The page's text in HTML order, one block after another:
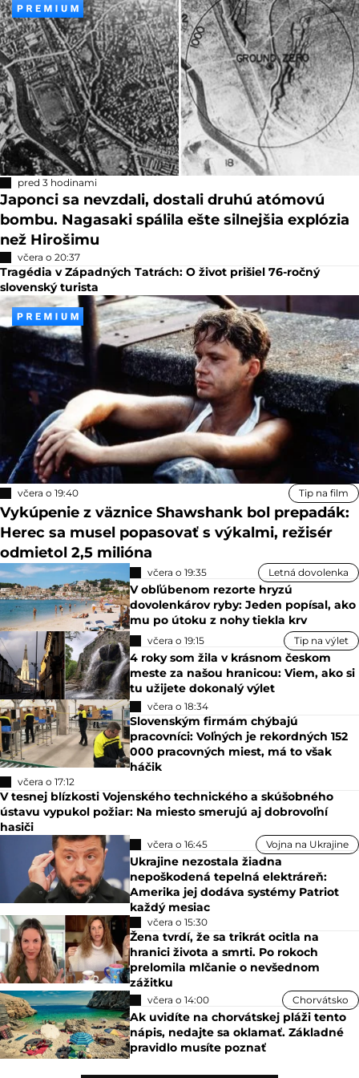
pred 3 hodinami
Japonci sa nevzdali, dostali druhú atómovú
bombu. Nagasaki spálila ešte silnejšia explózia
než Hirošimu
včera o 20:37
Tragédia v Západných Tatrách: O život prišiel 76-ročný
slovenský turista
včera o 19:40 Tip na film
Vykúpenie z väznice Shawshank bol prepadák:
Herec sa musel popasovať s výkalmi, režisér
odmietol 2,5 milióna
včera o 19:35 Letná dovolenka
V obľúbenom rezorte hryzú
dovolenkárov ryby: Jeden popísal, ako
mu po útoku z nohy tiekla krv
včera o 19:15 Tip na výlet
4 roky som žila v krásnom českom
meste za našou hranicou: Viem, ako si
tu užijete dokonalý výlet
včera o 18:34
Slovenským firmám chýbajú
pracovníci: Voľných je rekordných 152
000 pracovných miest, má to však
háčik
včera o 17:12
V tesnej blízkosti Vojenského technického a skúšobného
ústavu vypukol požiar: Na miesto smerujú aj dobrovoľní
hasiči
včera o 16:45 Vojna na Ukrajine
Ukrajine nezostala žiadna
nepoškodená tepelná elektráreň:
Amerika jej dodáva systémy Patriot
každý mesiac
včera o 15:30
Žena tvrdí, že sa trikrát ocitla na
hranici života a smrti. Po rokoch
prelomila mlčanie o nevšednom
zážitku
včera o 14:00 Chorvátsko
Ak uvidíte na chorvátskej pláži tento
nápis, nedajte sa oklamať. Základné
pravidlo musíte poznať